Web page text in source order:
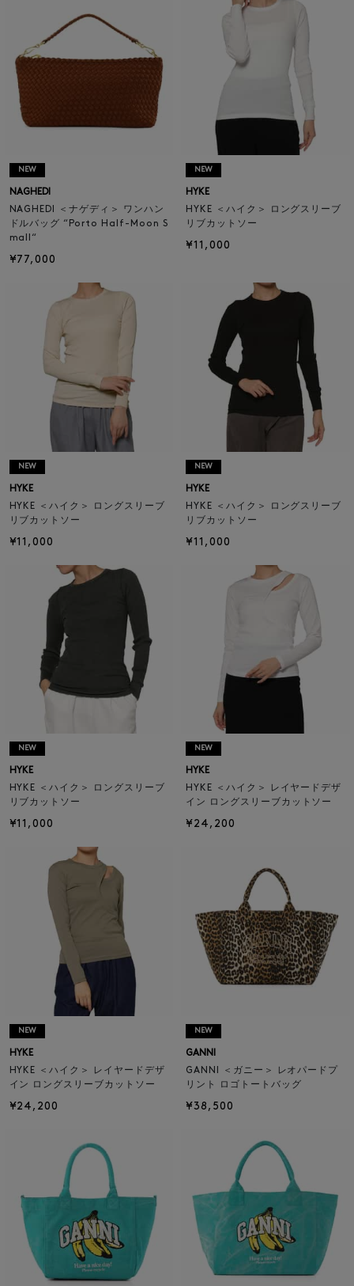
NEW
NAGHEDI
NAGHEDI ＜ナゲディ＞ ワンハン
ドルバッグ “Porto Half-Moon S
mall“
¥77,000
NEW
HYKE
HYKE ＜ハイク＞ ロングスリーブ
リブカットソー
¥11,000
NEW
HYKE
HYKE ＜ハイク＞ ロングスリーブ
リブカットソー
¥11,000
NEW
HYKE
HYKE ＜ハイク＞ ロングスリーブ
リブカットソー
¥11,000
NEW
HYKE
HYKE ＜ハイク＞ ロングスリーブ
リブカットソー
¥11,000
NEW
HYKE
HYKE ＜ハイク＞ レイヤードデザ
イン ロングスリーブカットソー
¥24,200
NEW
HYKE
HYKE ＜ハイク＞ レイヤードデザ
イン ロングスリーブカットソー
¥24,200
NEW
GANNI
GANNI ＜ガニー＞ レオパードプ
リント ロゴトートバッグ
¥38,500